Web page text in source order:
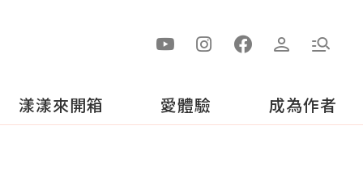
漾漾來開箱 愛體驗 成為作者